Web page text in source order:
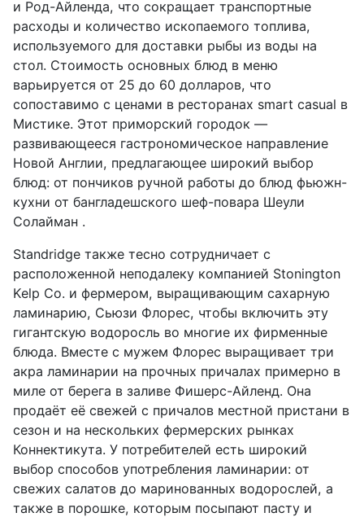
и Род-Айленда, что сокращает транспортные
расходы и количество ископаемого топлива,
используемого для доставки рыбы из воды на
стол. Стоимость основных блюд в меню
варьируется от 25 до 60 долларов, что
сопоставимо с ценами в ресторанах smart casual в
Мистике. Этот приморский городок —
развивающееся гастрономическое направление
Новой Англии, предлагающее широкий выбор
блюд: от пончиков ручной работы до блюд фьюжн-
кухни от бангладешского шеф-повара Шеули
Солайман .
Standridge также тесно сотрудничает с
расположенной неподалеку компанией Stonington
Kelp Co. и фермером, выращивающим сахарную
ламинарию, Сьюзи Флорес, чтобы включить эту
гигантскую водоросль во многие их фирменные
блюда. Вместе с мужем Флорес выращивает три
акра ламинарии на прочных причалах примерно в
миле от берега в заливе Фишерс-Айленд. Она
продаёт её свежей с причалов местной пристани в
сезон и на нескольких фермерских рынках
Коннектикута. У потребителей есть широкий
выбор способов употребления ламинарии: от
свежих салатов до маринованных водорослей, а
также в порошке, которым посыпают пасту и